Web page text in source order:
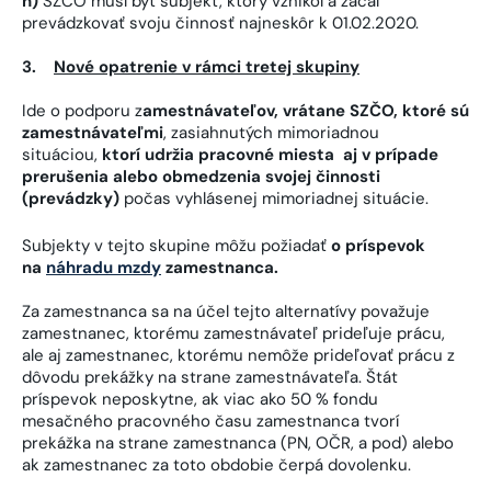
prevádzkovať svoju činnosť najneskôr k 01.02.2020.
3. Nové opatrenie v rámci tretej skupiny
Ide o podporu zamestnávateľov, vrátane SZČO, ktoré sú
zamestnávateľmi, zasiahnutých mimoriadnou
situáciou, ktorí udržia pracovné miesta aj v prípade
prerušenia alebo obmedzenia svojej činnosti
(prevádzky) počas vyhlásenej mimoriadnej situácie.
Subjekty v tejto skupine môžu požiadať o príspevok
na náhradu mzdy zamestnanca.
Za zamestnanca sa na účel tejto alternatívy považuje
zamestnanec, ktorému zamestnávateľ prideľuje prácu,
ale aj zamestnanec, ktorému nemôže prideľovať prácu z
dôvodu prekážky na strane zamestnávateľa. Štát
príspevok neposkytne, ak viac ako 50 % fondu
mesačného pracovného času zamestnanca tvorí
prekážka na strane zamestnanca (PN, OČR, a pod) alebo
ak zamestnanec za toto obdobie čerpá dovolenku.